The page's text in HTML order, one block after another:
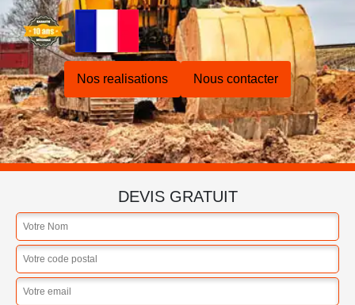
Nos realisations Nous contacter
DEVIS GRATUIT